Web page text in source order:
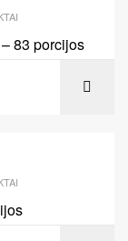
83 porcijos